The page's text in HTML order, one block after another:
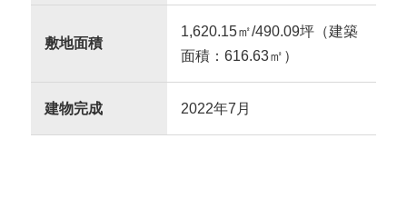
敷地面積
1,620.15㎡/490.09坪（建築
面積：616.63㎡）
建物完成 2022年7月